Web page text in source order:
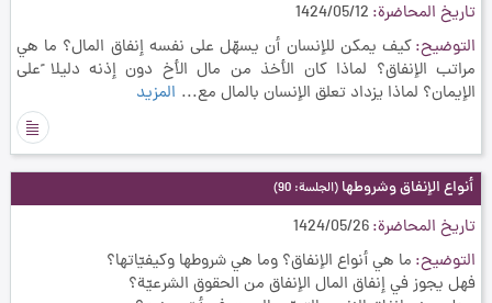
تاريخ المحاضرة 1424/05/12
التوضيح كيف يمكن للإنسان أن يسهّل على نفسه إنفاق المال؟ ما هي
مراتب الإنفاق؟ لماذا كان الأخذ من مال الأخ دون إذنه دليلا ًعلى
الإيمان؟ لماذا يزداد تعلق الإنسان بالمال مع... المزيد
أنواع الإنفاق وشروطها (الجلسة: 90)
تاريخ المحاضرة 1424/05/26
التوضيح ما هي أنواع الإنفاق؟ وما هي شروطها وكيفيّاتها؟
فهل يجوز في إنفاق المال الإنفاق من الحقوق الشرعيّة؟